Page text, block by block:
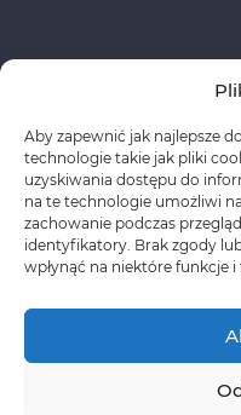
Aby zapewnić jak najlepsze
technologie takie jak pliki
uzyskiwania dostępu do
na te technologie umożliwi
zachowanie podczas
identyfikatory. Brak zgody
wpłynąć na niektóre funkcje
Fundusze
Polityka prywatności
Copyright © CLASSEN